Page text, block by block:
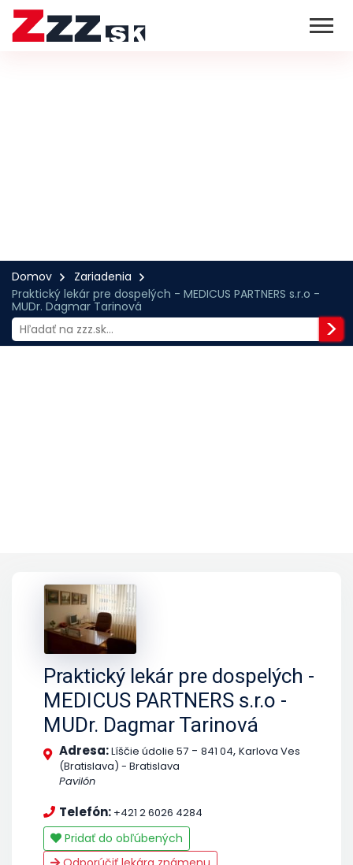
Domov
Zariadenia
Praktický lekár pre dospelých - MEDICUS PARTNERS s.r.o -
MUDr. Dagmar Tarinová
Praktický lekár pre dospelých -
MEDICUS PARTNERS s.r.o -
MUDr. Dagmar Tarinová
Adresa:Líščie údolie 57 - 841 04, Karlova Ves
(Bratislava) - Bratislava
Pavilón
Telefón: +421 2 6026 4284
Pridať do obľúbených